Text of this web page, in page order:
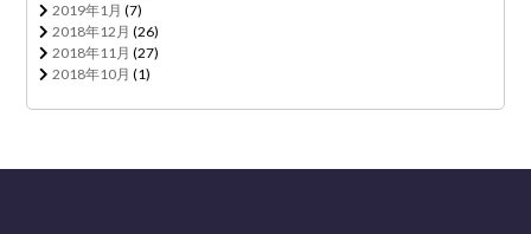
2019年1月 (7)
2018年12月 (26)
2018年11月 (27)
2018年10月 (1)